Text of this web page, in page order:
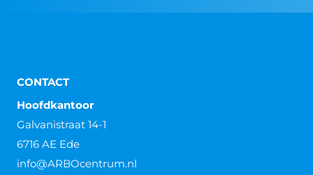
CONTACT
Hoofdkantoor
Galvanistraat 14-1
6716 AE Ede
info@ARBOcentrum.nl